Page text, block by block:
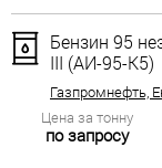
Бензин 95
III (АИ-95-К5)
Газпромнефть,
Цена за тонну
по запросу